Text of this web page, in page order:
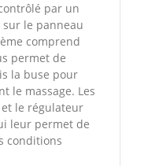
par un
le panneau
comprend
permet de
la buse pour
le massage. Les
le régulateur
leur permet de
conditions